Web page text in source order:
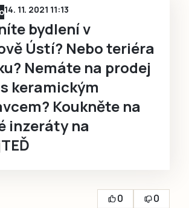
14. 11. 2021 11:13
bydlení v
Ústí? Nebo teriéra
Nemáte na prodej
keramickým
Koukněte na
inzeráty na
0
0